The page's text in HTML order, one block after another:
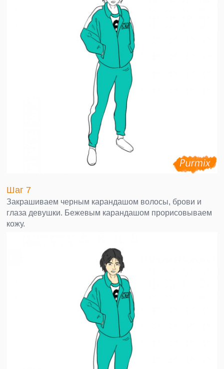
Шаг 7
Закрашиваем черным карандашом волосы, брови и
глаза девушки. Бежевым карандашом прорисовываем
кожу.